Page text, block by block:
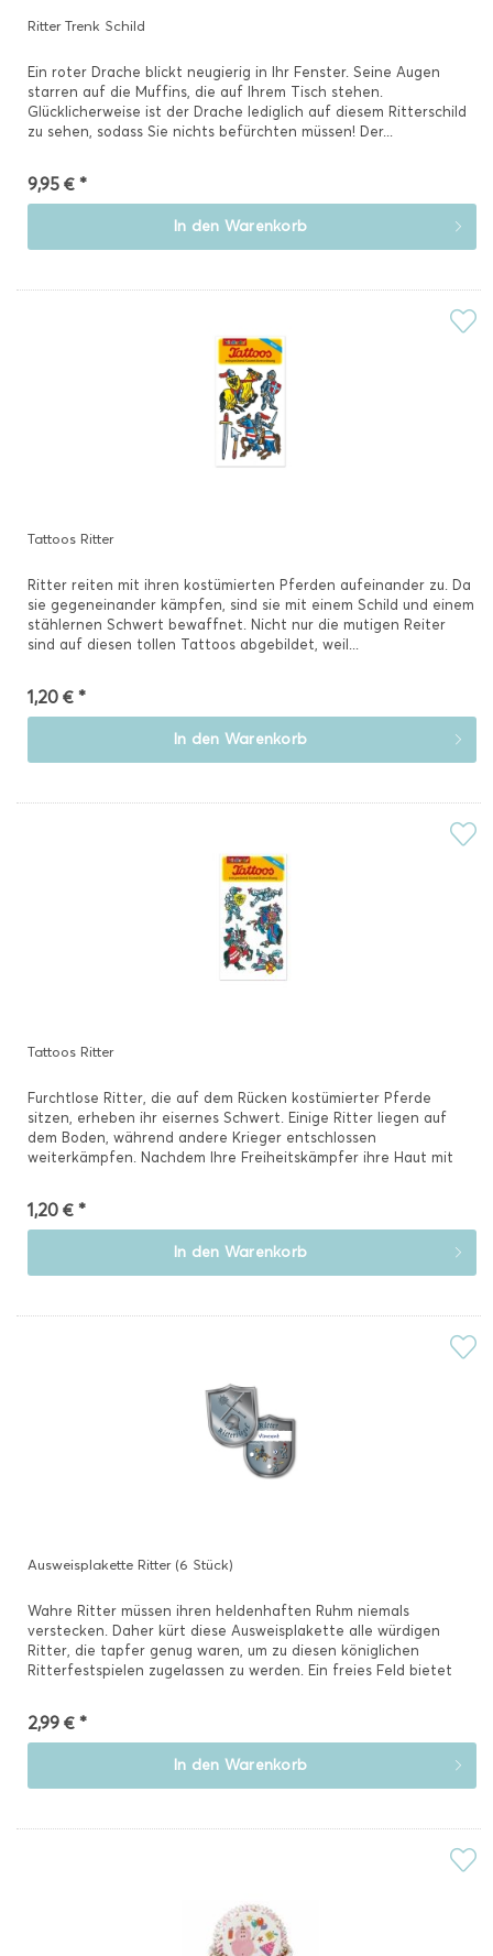
Ritter Trenk Schild
Ein roter Drache blickt neugierig in Ihr Fenster. Seine Augen
starren auf die Muffins, die auf Ihrem Tisch stehen.
Glücklicherweise ist der Drache lediglich auf diesem Ritterschild
zu sehen, sodass Sie nichts befürchten müssen! Der...
9,95 € *
In den Warenkorb
Tattoos Ritter
Ritter reiten mit ihren kostümierten Pferden aufeinander zu. Da
sie gegeneinander kämpfen, sind sie mit einem Schild und einem
stählernen Schwert bewaffnet. Nicht nur die mutigen Reiter
sind auf diesen tollen Tattoos abgebildet, weil...
1,20 € *
In den Warenkorb
Tattoos Ritter
Furchtlose Ritter, die auf dem Rücken kostümierter Pferde
sitzen, erheben ihr eisernes Schwert. Einige Ritter liegen auf
dem Boden, während andere Krieger entschlossen
weiterkämpfen. Nachdem Ihre Freiheitskämpfer ihre Haut mit
1,20 € *
In den Warenkorb
Ausweisplakette Ritter (6 Stück)
Wahre Ritter müssen ihren heldenhaften Ruhm niemals
verstecken. Daher kürt diese Ausweisplakette alle würdigen
Ritter, die tapfer genug waren, um zu diesen königlichen
Ritterfestspielen zugelassen zu werden. Ein freies Feld bietet
2,99 € *
In den Warenkorb